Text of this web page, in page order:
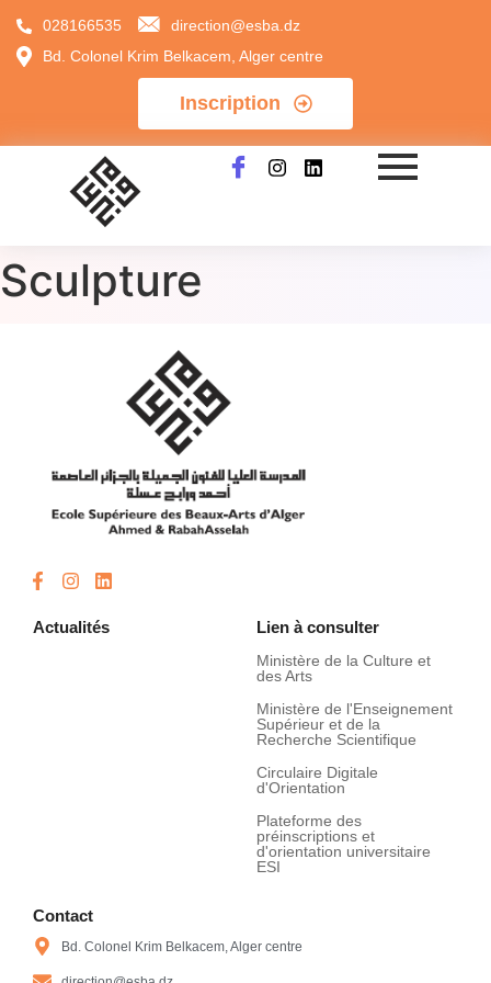
028166535
direction@esba.dz
Bd. Colonel Krim Belkacem, Alger centre
Inscription
Sculpture
Actualités Lien à consulter
Ministère de la Culture et
des Arts
Ministère de l'Enseignement
Supérieur et de la
Recherche Scientifique
Circulaire Digitale
d'Orientation
Plateforme des
préinscriptions et
d'orientation universitaire
ESI
Contact
Bd. Colonel Krim Belkacem, Alger centre